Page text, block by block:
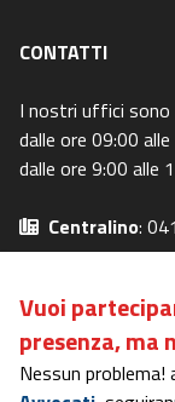
CONTATTI
I nostri uffici sono
dalle ore 09:00
dalle ore 9:00 alle
Centralino:
Email:
Privacy Policy
Preferenze
Vuoi
presenza,ma
Nessun